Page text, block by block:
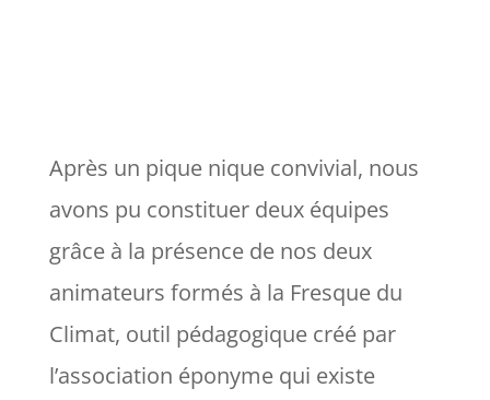
Après un pique nique convivial, nous
avons pu constituer deux équipes
grâce à la présence de nos deux
animateurs formés à la Fresque du
Climat, outil pédagogique créé par
l’association éponyme qui existe